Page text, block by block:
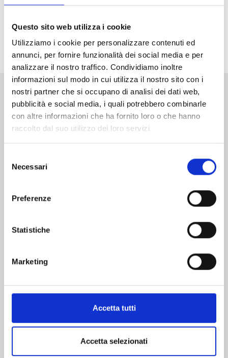
Questo sito web utilizza i cookie
Utilizziamo i cookie per personalizzare contenuti ed
annunci, per fornire funzionalità dei social media e per
analizzare il nostro traffico. Condividiamo inoltre
informazioni sul modo in cui utilizza il nostro sito con i
nostri partner che si occupano di analisi dei dati web,
pubblicità e social media, i quali potrebbero combinarle
con altre informazioni che ha fornito loro o che hanno
raccolto dal suo utilizzo dei loro servizi.
delNecessari
Preferenze
Statistiche
Marketing
Accetta tutti
Accetta selezionati
salvare il mondo è sconfiggerlo, anche a costo di
usare la spada proibita... la nona spada della Ten
Commandments!
Altri volumi della serie
€ 5,90